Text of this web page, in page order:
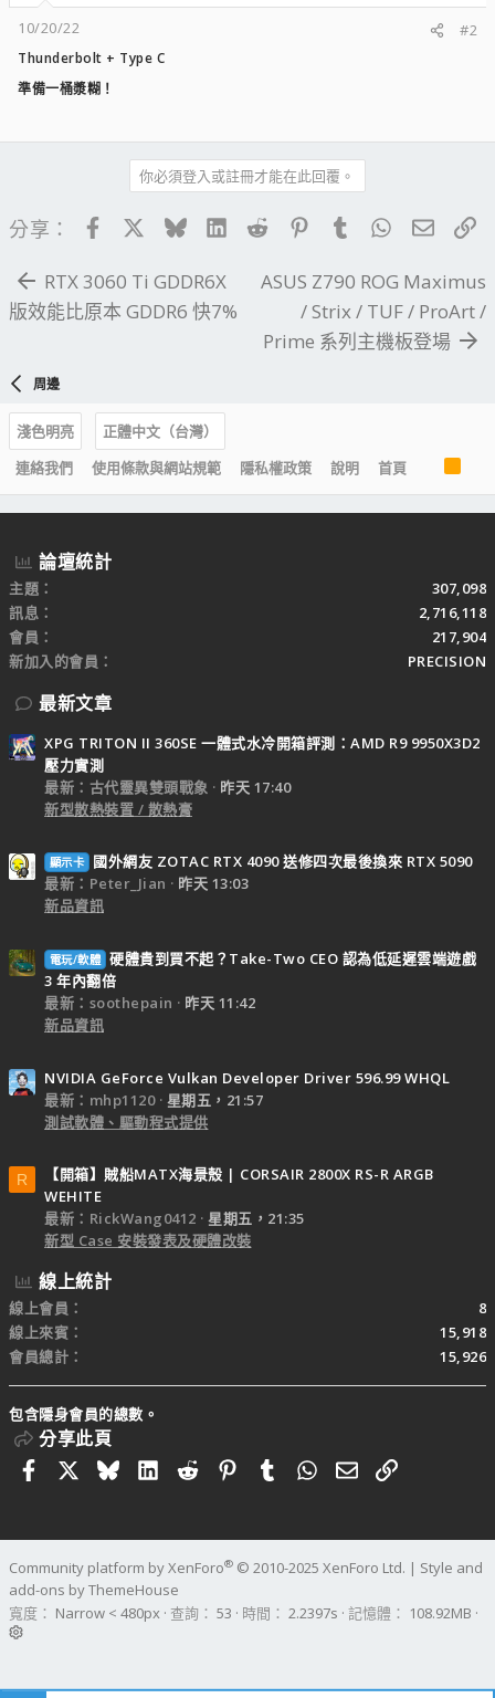
10/20/22
#2
Thunderbolt + Type C
準備一桶漿糊！
你必須登入或註冊才能在此回覆。
分享： FacebookBlueskyLinkedIn
Reddit PinterestTumblrWhatsApp
電子
RTX 3060 Ti GDDR6X
版效能比原本 GDDR6 快7%
ASUS Z790 ROG Maximus
/ Strix / TUF / ProArt /
Prime 系列主機板登場
周邊
淺色明亮
正體中文（台灣）
連絡我們
使用條款與網站規範 隱私權政策 說明 首頁
R
S
S
論壇統計
主題
307,098
訊息
2,716,118
會員
217,904
新加入的會員
PRECISION
最新文章
XPG TRITON II 360SE 一體式水冷開箱評測：AMD R9 9950X3D2
壓力實測
最新：古代靈異雙頭戰象
昨天 17:40
新型散熱裝置 / 散熱膏
顯示卡
國外網友 ZOTAC RTX 4090 送修四次最後換來 RTX 5090
最新：Peter_Jian
昨天 13:03
新品資訊
電玩/軟體 硬體貴到買不起？Take-Two CEO 認為低延遲雲端遊戲
3 年內翻倍
最新：soothepain
昨天 11:42
新品資訊
NVIDIA GeForce Vulkan Developer Driver 596.99 WHQL
最新：mhp1120
星期五，21:57
測試軟體、驅動程式提供
R
【開箱】賊船MATX海景殼 | CORSAIR 2800X RS-R ARGB
WEHITE
最新：RickWang0412
星期五，21:35
新型 Case 安裝發表及硬體改裝
線上統計
線上會員
8
線上來賓
15,918
會員總計
15,926
包含隱身會員的總數。
分享此頁
FacebookBlueskyLinkedIn
RedditPinterestTumblrWhatsApp
電子郵件
連結
Community platform by XenForo® © 2010-2025 XenForo Ltd. | Style and
add-ons by ThemeHouse
寬度
查詢 53 時間 2.2397s 記憶體 108.92MB